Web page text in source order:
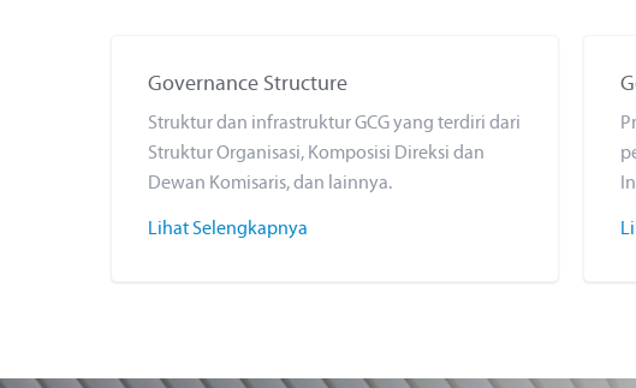
Governance Structure
Struktur dan infrastruktur GCG yang terdiri dari
Struktur Organisasi, Komposisi Direksi dan
Dewan Komisaris, dan lainnya.
Lihat Selengkapnya